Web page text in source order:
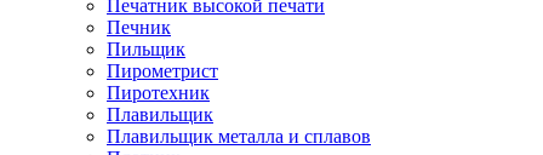
Печатник высокой печати
Печник
Пильщик
Пирометрист
Пиротехник
Плавильщик
Плавильщик металла и сплавов